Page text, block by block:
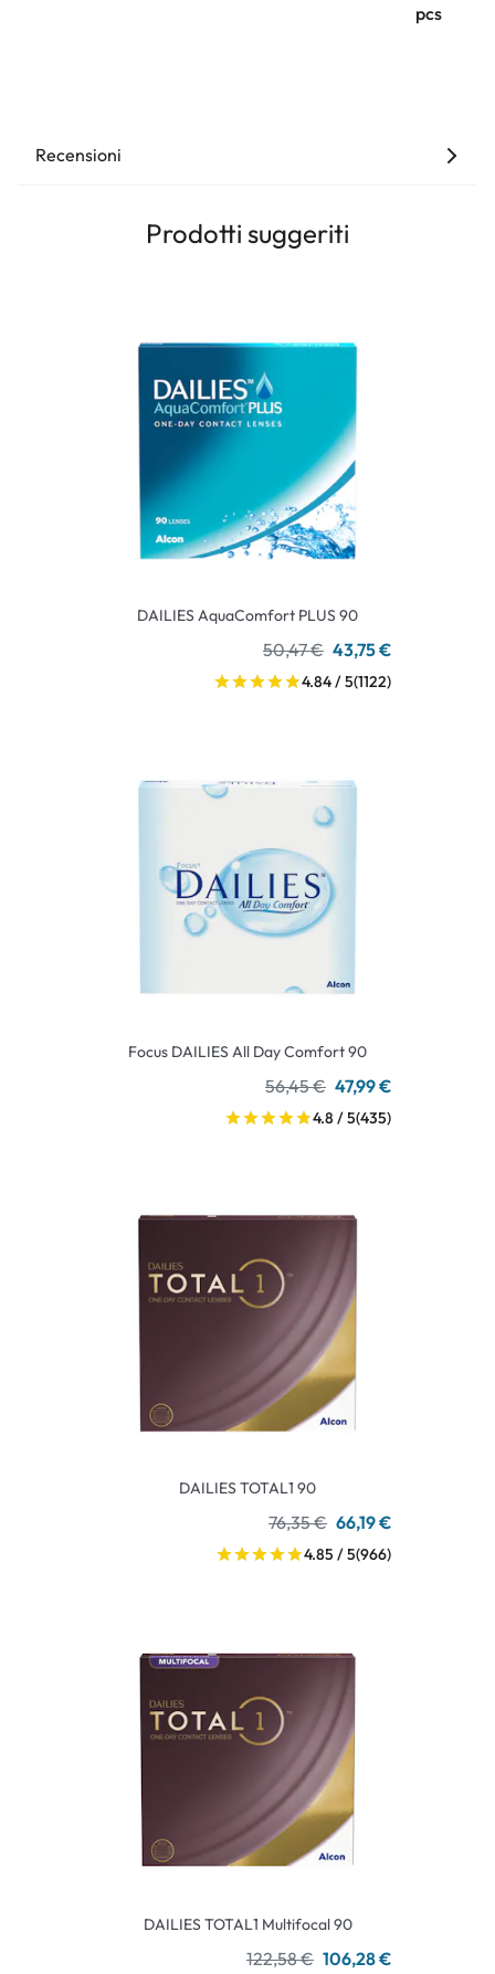
pcs
Recensioni
Prodotti suggeriti
DAILIES AquaComfort PLUS 90
50,47 € 43,75 €
4.84 / 5(1122)
Focus DAILIES All Day Comfort 90
56,45 € 47,99 €
4.8 / 5(435)
DAILIES TOTAL1 90
76,35 € 66,19 €
4.85 / 5(966)
DAILIES TOTAL1 Multifocal 90
122,58 € 106,28 €